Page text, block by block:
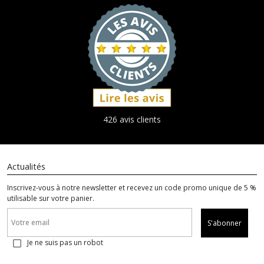
426 avis clients
Actualités
Inscrivez-vous à notre newsletter et recevez un code promo unique de 5 %
utilisable sur votre panier.
S'abonner
Je ne suis pas un robot